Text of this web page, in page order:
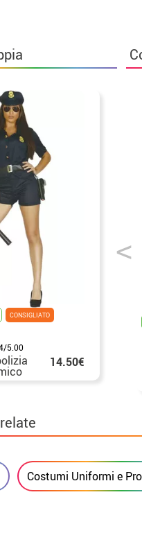
CONSIGLIATO
5.00
14.50€
Costumi Uniformi e